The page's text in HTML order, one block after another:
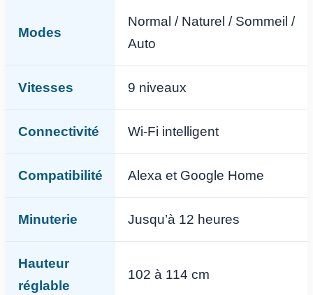
Modes
Normal / Naturel / Sommeil /
Auto
Vitesses 9 niveaux
Connectivité Wi-Fi intelligent
Compatibilité Alexa et Google Home
Minuterie Jusqu’à 12 heures
Hauteur
réglable
102 à 114 cm